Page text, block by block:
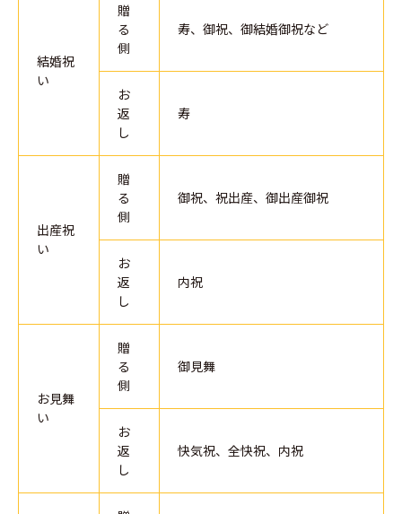
結婚祝
い
贈
る
側
寿、御祝、御結婚御祝など
お
返
し
寿
出産祝
い
贈
る
側
御祝、祝出産、御出産御祝
お
返
し
内祝
お見舞
い
贈
る
側
御見舞
お
返
し
快気祝、全快祝、内祝